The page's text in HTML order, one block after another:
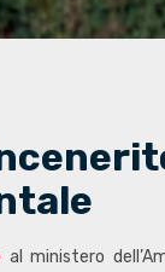
al ministero